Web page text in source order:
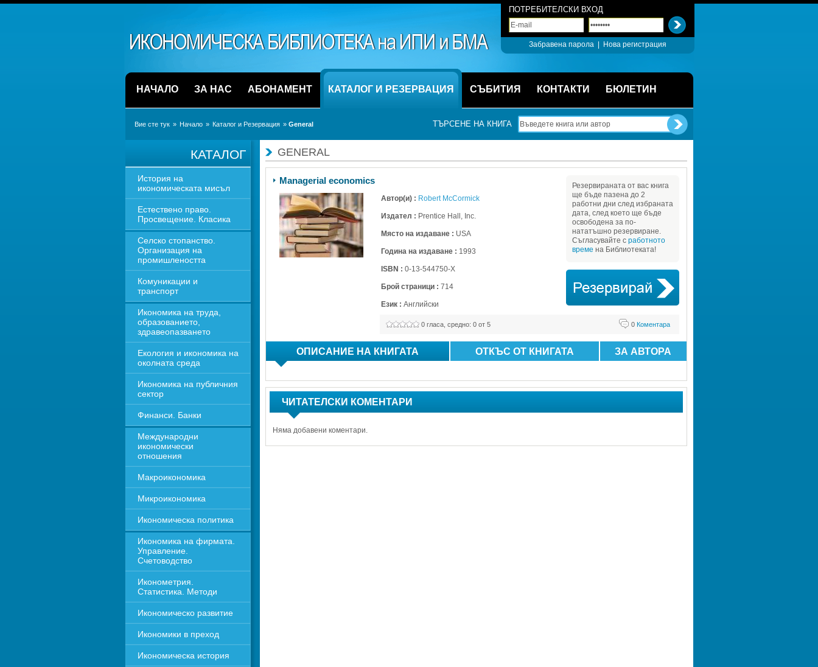
ПОТРЕБИТЕЛСКИ ВХОД
Забравена парола Нова регистрация
НАЧАЛО ЗА НАС АБОНАМЕНТ КАТАЛОГ И РЕЗЕРВАЦИЯ СЪБИТИЯ КОНТАКТИ БЮЛЕТИН
Вие сте тук » Начало » Каталог и Резервация » General ТЪРСЕНЕ НА КНИГА
КАТАЛОГ
История на
икономическата мисъл
Естествено право.
Просвещение. Класика
Селско стопанство.
Организация на
промишлеността
Комуникации и
транспорт
Икономика на труда,
образованието,
здравеопазването
Екология и икономика на
околната среда
Икономика на публичния
сектор
Финанси. Банки
Международни
икономически
отношения
Макроикономика
Микроикономика
Икономическа политика
Икономика на фирмата.
Управление.
Счетоводство
Иконометрия.
Статистика. Методи
Икономическо развитие
Икономики в преход
Икономическа история
GENERAL
Managerial economics
Автор(и) : Robert McCormick
Издател : Prentice Hall, Inc.
Място на издаване : USA
Година на издаване : 1993
ISBN : 0-13-544750-Х
Брой страници : 714
Език : Английски
0Коментара
0гласа, средно: 0от 5
Резервираната от вас книга
ще бъде пазена до 2
работни дни след избраната
дата, след което ще бъде
освободена за по-
нататъшно резервиране.
Съгласувайте с работното
време на Библиотеката!
ОПИСАНИЕ НА КНИГАТА ОТКЪС ОТ КНИГАТА ЗА АВТОРА
ЧИТАТЕЛСКИ КОМЕНТАРИ
Няма добавени коментари.